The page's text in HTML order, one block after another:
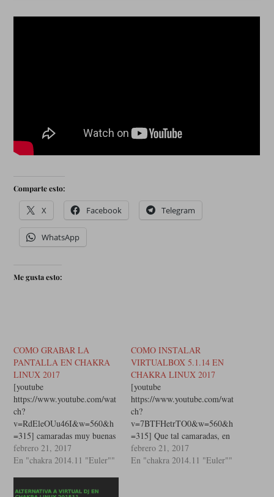
Comparte esto:
X Facebook Telegram
WhatsApp
Me gusta esto:
COMO GRABAR LA
PANTALLA EN CHAKRA
LINUX 2017
[youtube
https://www.youtube.com/wat
ch?
v=RdEleOUu46I&w=560&h
=315] camaradas muy buenas
tardes, les dejo este pequeño
manual con el cual podran
febrero 21, 2017
En "chakra 2014.11 "Euler""
COMO INSTALAR
VIRTUALBOX 5.1.14 EN
CHAKRA LINUX 2017
[youtube
https://www.youtube.com/wat
ch?
v=7BTFHetrTO0&w=560&h
=315] Que tal camaradas, en
este video se mostrara como
instalar VirtualBox 5.1.14 en
febrero 21, 2017
En "chakra 2014.11 "Euler""